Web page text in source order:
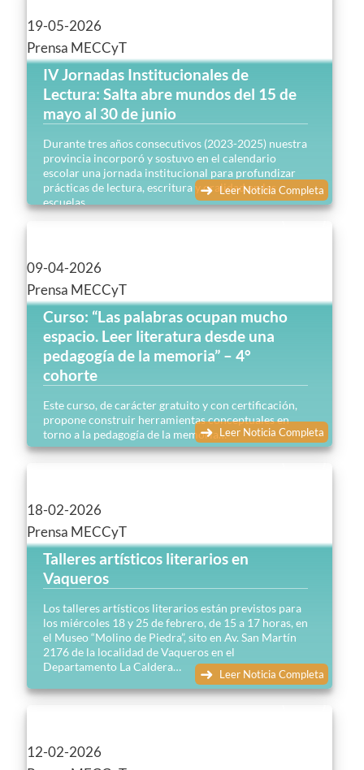
19-05-2026
Prensa MECCyT
IV Jornadas Institucionales de
Lectura: Salta abre mundos del 15 de
mayo al 30 de junio
Durante tres años consecutivos (2023-2025) nuestra
provincia incorporó y sostuvo en el calendario
escolar una jornada institucional para profundizar
prácticas de lectura, escritura y oralidad en las
escuelas…
Leer Noticia Completa
09-04-2026
Prensa MECCyT
Curso: “Las palabras ocupan mucho
espacio. Leer literatura desde una
pedagogía de la memoria” – 4°
cohorte
Este curso, de carácter gratuito y con certificación,
propone construir herramientas conceptuales en
torno a la pedagogía de la memoria…Leer Noticia Completa
18-02-2026
Prensa MECCyT
Talleres artísticos literarios en
Vaqueros
Los talleres artísticos literarios están previstos para
los miércoles 18 y 25 de febrero, de 15 a 17 horas, en
el Museo “Molino de Piedra”, sito en Av. San Martín
2176 de la localidad de Vaqueros en el
Departamento La Caldera…
Leer Noticia Completa
12-02-2026